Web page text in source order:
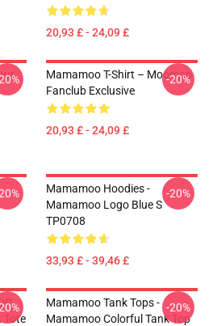
20,93 £ - 24,09 £
Mamamoo T-Shirt – Moomoo
Fanclub Exclusive
20,93 £ - 24,09 £
-20%
Mamamoo Hoodies -
Mamamoo Logo Blue S
TP0708
33,93 £ - 39,46 £
-20%
Tote
Mamamoo Tank Tops -
Mamamoo Colorful Tank Top
-20%